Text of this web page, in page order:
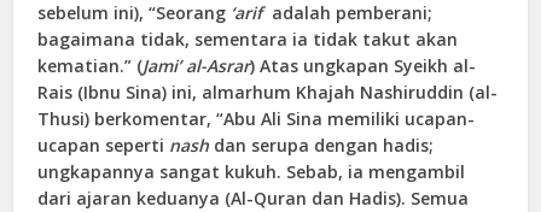
sebelum ini), “Seorang ‘arifadalah pemberani;
bagaimana tidak, sementara ia tidak takut akan
kematian.” (Jami’ al-Asrar) Atas ungkapan Syeikh al-
Rais (Ibnu Sina) ini, almarhum Khajah Nashiruddin (al-
Thusi) berkomentar, “Abu Ali Sina memiliki ucapan-
ucapan seperti nash dan serupa dengan hadis;
ungkapannya sangat kukuh. Sebab, ia mengambil
dari ajaran keduanya (Al-Quran dan Hadis). Semua